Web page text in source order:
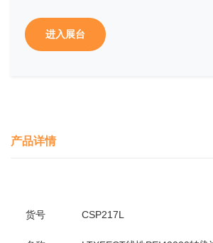
进入展台
产品详情
货号 CSP217L